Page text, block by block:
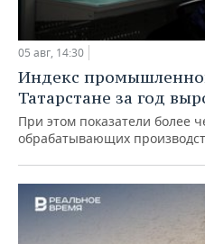
05 авг, 14:30
Индекс
Татарстане за год
При этом показатели более
обрабатывающих